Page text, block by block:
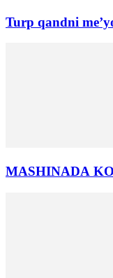
Turp qandni
MАSHINАDА